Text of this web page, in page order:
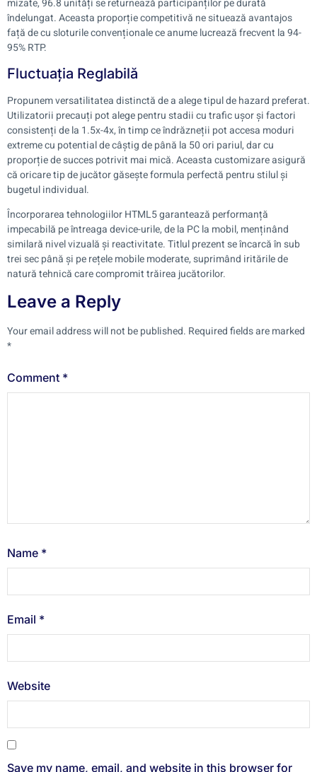
îndelungat. Aceasta proporție competitivă ne situează avantajos
față de cu sloturile convenționale ce anume lucrează frecvent la 94-
95% RTP.
Fluctuația Reglabilă
Propunem versatilitatea distinctă de a alege tipul de hazard preferat.
Utilizatorii precauți pot alege pentru stadii cu trafic ușor și factori
consistenți de la 1.5x-4x, în timp ce îndrăzneții pot accesa moduri
extreme cu potential de câștig de până la 50 ori pariul, dar cu
proporție de succes potrivit mai mică. Aceasta customizare asigură
că oricare tip de jucător găsește formula perfectă pentru stilul și
bugetul individual.
Încorporarea tehnologiilor HTML5 garantează performanță
impecabilă pe întreaga device-urile, de la PC la mobil, menținând
similară nivel vizuală și reactivitate. Titlul prezent se încarcă în sub
trei sec până și pe rețele mobile moderate, suprimând iritările de
natură tehnică care compromit trăirea jucătorilor.
Leave a Reply
Your email address will not be published. Required fields are marked
*
Comment *
Name *
Email *
Website
Save my name, email, and website in this browser for